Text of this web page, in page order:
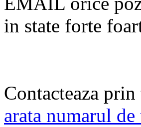
in state forte
Contacteaza
arata numarul